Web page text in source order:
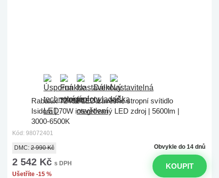
Rabalux 72401 LED závěsné stropní svítidlo
Isidora | 70W integrovaný LED zdroj | 5600lm |
3000-6500K
Kód: 98072401
Obvykle do 14 dnů
DMC: 2 990 Kč
2 542 Kč s DPH
Ušetříte -15 %
KOUPIT